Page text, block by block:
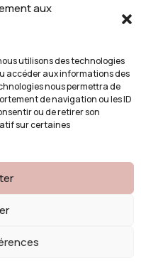
aux
utilisons des technologies
accéder aux informations des
nous permettra de
de navigation ou les ID
ou de retirer son
sur certaines